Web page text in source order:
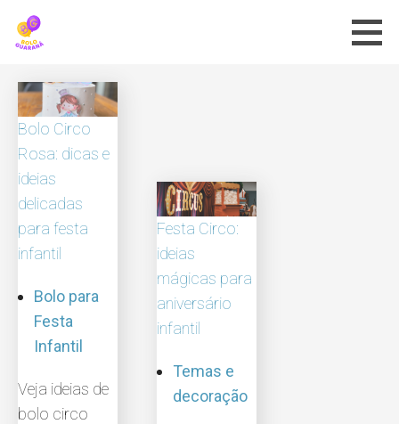
content
Bolo Circo
Rosa: dicas e
ideias
delicadas
para festa
infantil
Bolo para
Festa
Infantil
Veja ideias de
bolo circo
Festa Circo:
ideias
mágicas para
aniversário
infantil
Temas e
decoração